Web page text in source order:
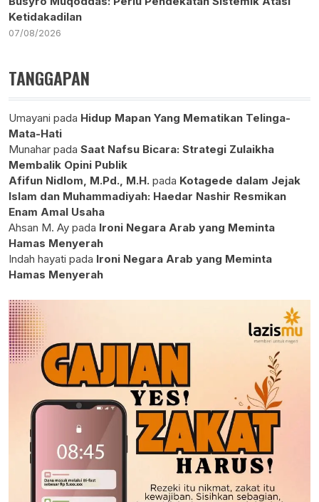
Ketidakadilan
07/08/2026
TANGGAPAN
Umayani pada Hidup Mapan Yang Mematikan Telinga-
Mata-Hati
Munahar pada Saat Nafsu Bicara: Strategi Zulaikha
Membalik Opini Publik
Afifun Nidlom, M.Pd., M.H. pada Kotagede dalam Jejak
Islam dan Muhammadiyah: Haedar Nashir Resmikan
Enam Amal Usaha
Ahsan M. Ay pada Ironi Negara Arab yang Meminta
Hamas Menyerah
Indah hayati pada Ironi Negara Arab yang Meminta
Hamas Menyerah